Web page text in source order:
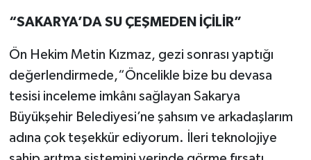
“SAKARYA’DA SU ÇEŞMEDEN İÇİLİR”
Ön Hekim Metin Kızmaz, gezi sonrası yaptığı
değerlendirmede,“Öncelikle bize bu devasa
tesisi inceleme imkânı sağlayan Sakarya
Büyükşehir Belediyesi’ne şahsım ve arkadaşlarım
adına çok teşekkür ediyorum. İleri teknolojiye